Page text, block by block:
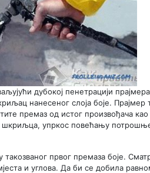
дубокој пенетрацији
нанесеног слоја боје.
премаз од истог произвођача
шкриљца, упркос повећању
првог премаза боје.
и углова. Да би се добила